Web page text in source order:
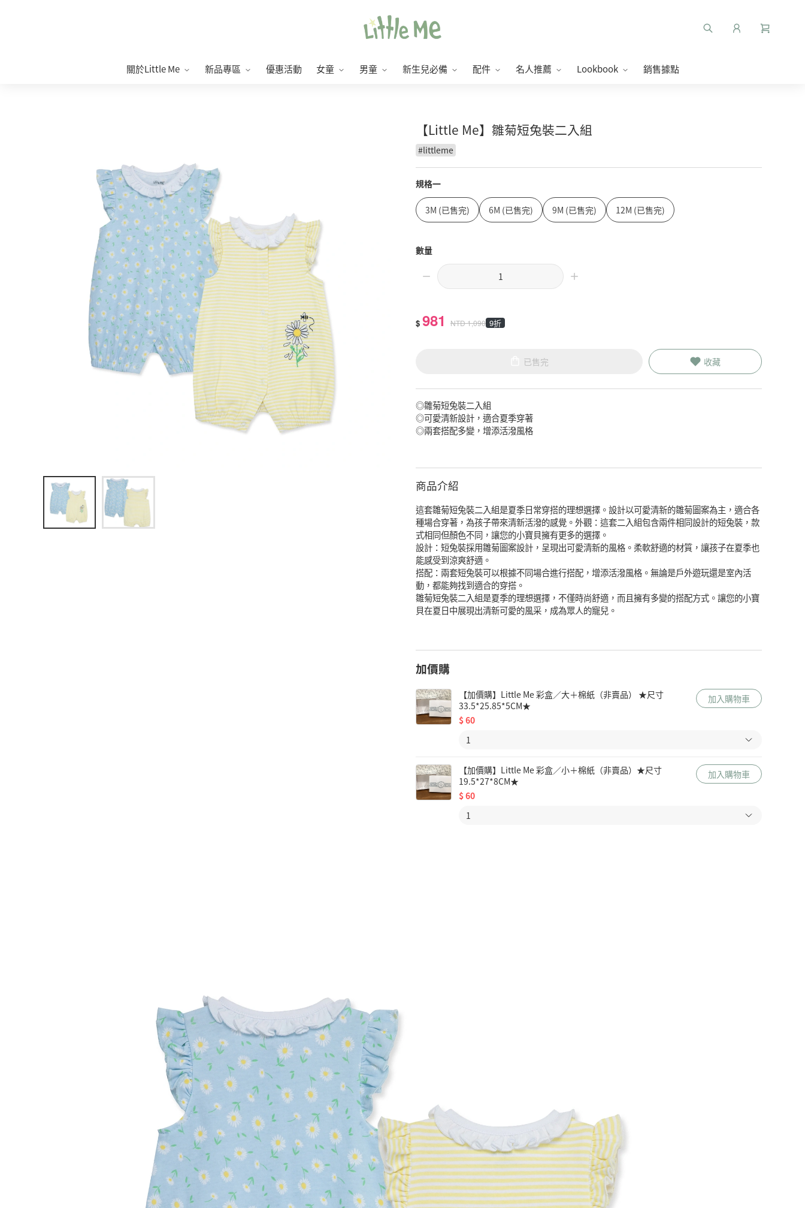
關於Little Me 新品專區 優惠活動 女童 男童 新生兒必備 配件 名人推薦 Lookbook 銷售據點
【Little Me】雛菊短兔裝二入組
#littleme
規格一
3M (已售完) 6M (已售完) 9M (已售完) 12M (已售完)
數量
$ 981 NTD1,090 9折
已售完 收藏
◎雛菊短兔裝二入組
◎可愛清新設計，適合夏季穿著
◎兩套搭配多變，增添活潑風格
商品介紹
這套雛菊短兔裝二入組是夏季日常穿搭的理想選擇。設計以可愛清新的雛菊圖案為主，適合各
種場合穿著，為孩子帶來清新活潑的感覺。外觀：這套二入組包含兩件相同設計的短兔裝，款
式相同但顏色不同，讓您的小寶貝擁有更多的選擇。
設計：短兔裝採用雛菊圖案設計，呈現出可愛清新的風格。柔軟舒適的材質，讓孩子在夏季也
能感受到涼爽舒適。
搭配：兩套短兔裝可以根據不同場合進行搭配，增添活潑風格。無論是戶外遊玩還是室內活
動，都能夠找到適合的穿搭。
雛菊短兔裝二入組是夏季的理想選擇，不僅時尚舒適，而且擁有多變的搭配方式。讓您的小寶
貝在夏日中展現出清新可愛的風采，成為眾人的寵兒。
加價購
【加價購】Little Me 彩盒／大＋棉紙（非賣品） ★尺寸
33.5*25.85*5CM★
$60
加入購物車
【加價購】Little Me 彩盒／小＋棉紙（非賣品）★尺寸
19.5*27*8CM★
$60
加入購物車